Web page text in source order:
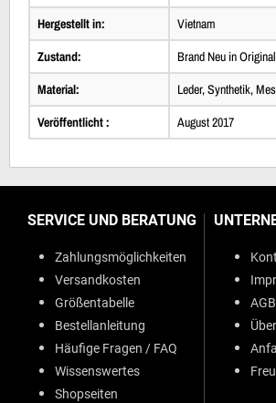
Hergestellt in:
Vietnam
Zustand:
Brand Neu in
Material:
Leder, Synthetik,
Veröffentlicht :
August 2017
SERVICE UND BERATUNG
Zahlungsmöglichkeiten
Versandkosten
Größentabelle
Bestellanleitung
Häufige Fragen / FAQ
Wissenswertes
Shopseiten
AGB